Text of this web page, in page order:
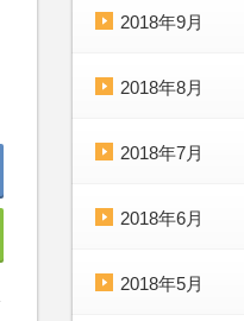
2018年9月
2018年8月
2018年7月
2018年6月
2018年5月